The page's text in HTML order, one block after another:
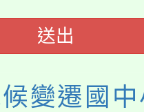
育專業人
送出
候變遷國